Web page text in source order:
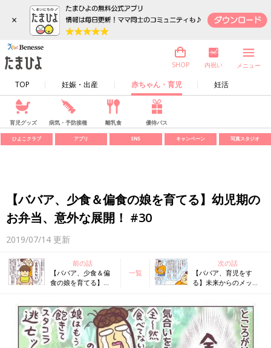
×
TOP 妊娠・出産 赤ちゃん・育児 妊活
SHOP 内祝い メニュー
育児グッズ 病気・予防接種 離乳食 優待パス
ひよこクラブ アプリ SNS キャンペーン 写真スタジオ
【ババア、少食＆偏食の娘を育てる】幼児期の
お弁当、意外な展開！ #30
2019/07/14 更新
前の話
【ババア、少食＆偏
食の娘を育てる】落
一覧
次の話
【ババア、育児をす
る】未来からのメッセ